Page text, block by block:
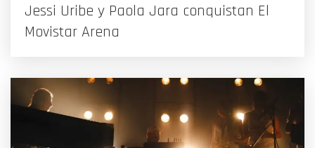
Jessi Uribe y Paola Jara conquistan El
Movistar Arena